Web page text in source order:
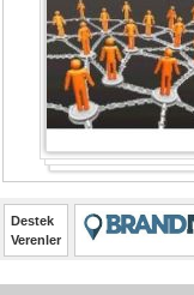
Destek
Verenler